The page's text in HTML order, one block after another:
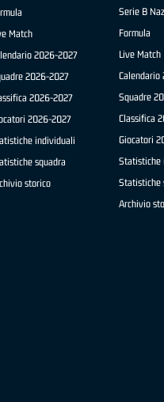
Match
2026-2027
2026-2027
2026-2027
2026-2027
individuali
squadra
storico
Serie B
Formula
Live Match
Calendario
Squadre
Classifica
Giocatori
Statistiche
Statistiche
Archivio